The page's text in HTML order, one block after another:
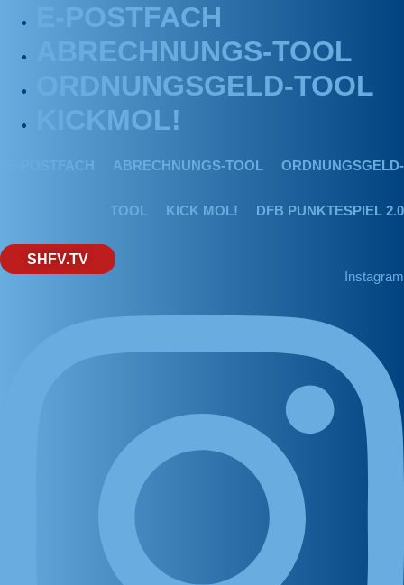
E-POSTFACH
ABRECHNUNGS-TOOL
ORDNUNGSGELD-TOOL
KICKMOL!
E-POSTFACH ABRECHNUNGS-TOOL ORDNUNGSGELD-
TOOL KICK MOL! DFB PUNKTESPIEL 2.0
SHFV.TV
Instagram